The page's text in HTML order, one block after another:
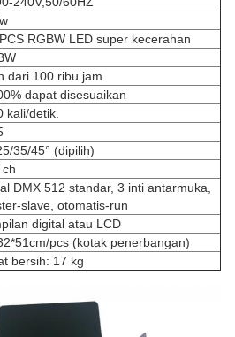
RGBW LED super kecerahan
dari 100 ribu jam
dapat disesuaikan
kali/detik.
35/45° (dipilih)
DMX 512 standar, 3 inti antarmuka,
slave, otomatis-run
digital atau LCD
pcs (kotak penerbangan)
bersih: 17 kg